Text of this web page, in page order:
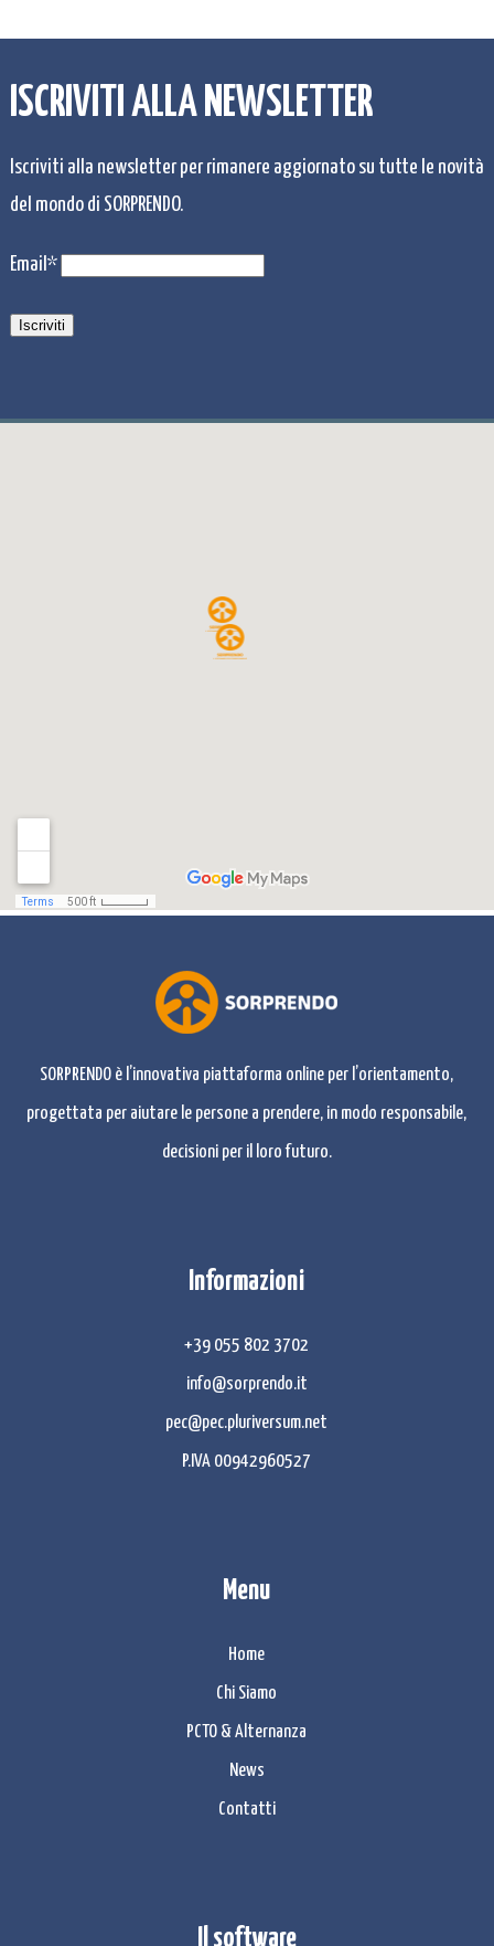
ISCRIVITI ALLA NEWSLETTER
Iscriviti alla newsletter per rimanere aggiornato su tutte le novità
del mondo di SORPRENDO.
Email*
SORPRENDO è l’innovativa piattaforma online per l’orientamento,
progettata per aiutare le persone a prendere, in modo responsabile,
decisioni per il loro futuro.
Informazioni
+39 055 802 3702
info@sorprendo.it
pec@pec.pluriversum.net
P.IVA 00942960527
Menu
Home
Chi Siamo
PCTO & Alternanza
News
Contatti
Il software